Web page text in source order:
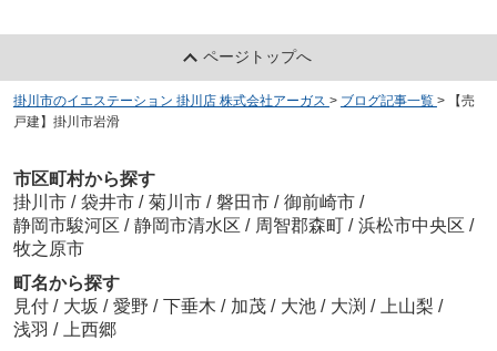
ページトップへ
掛川市のイエステーション 掛川店 株式会社アーガス > ブログ記事一覧 >
【売
戸建】掛川市岩滑
市区町村から探す
掛川市 / 袋井市 / 菊川市 / 磐田市 / 御前崎市 /
静岡市駿河区 / 静岡市清水区 / 周智郡森町 / 浜松市中央区 /
牧之原市
町名から探す
見付 / 大坂 / 愛野 / 下垂木 / 加茂 / 大池 / 大渕 / 上山梨 /
浅羽 /
上西郷